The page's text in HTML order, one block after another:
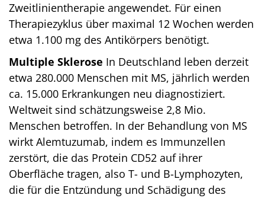
Zweitlinientherapie angewendet. Für einen
Therapiezyklus über maximal 12 Wochen werden
etwa 1.100 mg des Antikörpers benötigt.
Multiple Sklerose In Deutschland leben derzeit
etwa 280.000 Menschen mit MS, jährlich werden
ca. 15.000 Erkrankungen neu diagnostiziert.
Weltweit sind schätzungsweise 2,8 Mio.
Menschen betroffen. In der Behandlung von MS
wirkt Alemtuzumab, indem es Immunzellen
zerstört, die das Protein CD52 auf ihrer
Oberfläche tragen, also T- und B-Lymphozyten,
die für die Entzündung und Schädigung des